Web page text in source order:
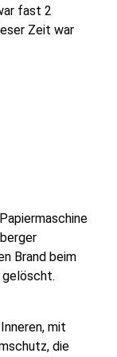
fast 2
Zeit war
Brand beim
mit
die